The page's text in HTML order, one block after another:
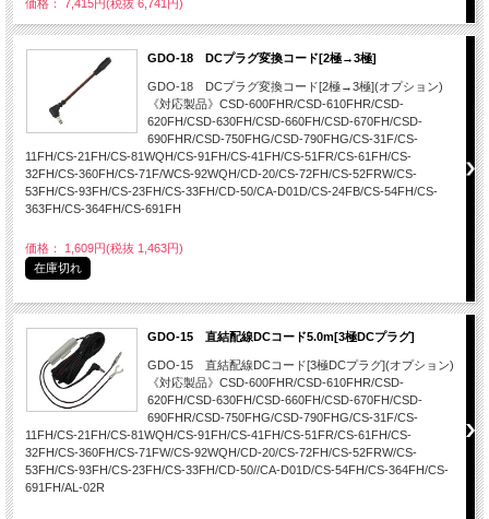
価格： 7,415円(税抜 6,741円)
GDO-18 DCプラグ変換コード[2極→3極]
GDO-18 DCプラグ変換コード[2極→3極](オプション)
《対応製品》CSD-600FHR/CSD-610FHR/CSD-
620FH/CSD-630FH/CSD-660FH/CSD-670FH/CSD-
690FHR/CSD-750FHG/CSD-790FHG/CS-31F/CS-
11FH/CS-21FH/CS-81WQH/CS-91FH/CS-41FH/CS-51FR/CS-61FH/CS-
32FH/CS-360FH/CS-71F/WCS-92WQH/CD-20/CS-72FH/CS-52FRW/CS-
53FH/CS-93FH/CS-23FH/CS-33FH/CD-50/CA-D01D/CS-24FB/CS-54FH/CS-
363FH/CS-364FH/CS-691FH
価格： 1,609円(税抜 1,463円)
在庫切れ
GDO-15 直結配線DCコード5.0m[3極DCプラグ]
GDO-15 直結配線DCコード[3極DCプラグ](オプション)
《対応製品》CSD-600FHR/CSD-610FHR/CSD-
620FH/CSD-630FH/CSD-660FH/CSD-670FH/CSD-
690FHR/CSD-750FHG/CSD-790FHG/CS-31F/CS-
11FH/CS-21FH/CS-81WQH/CS-91FH/CS-41FH/CS-51FR/CS-61FH/CS-
32FH/CS-360FH/CS-71FW/CS-92WQH/CD-20/CS-72FH/CS-52FRW/CS-
53FH/CS-93FH/CS-23FH/CS-33FH/CD-50//CA-D01D/CS-54FH/CS-364FH/CS-
691FH/AL-02R